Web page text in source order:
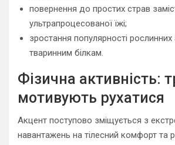
повернення до простих страв
ультрапроцесованої їжі;
зростання популярності рослинних
тваринним білкам.
Фізична активність:
мотивують рухатися
Акцент поступово зміщується з
навантажень на тілесний комфорт та